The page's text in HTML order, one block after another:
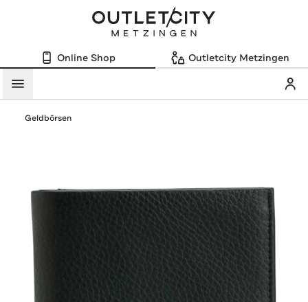
Online Shop Outletcity Metzingen
Menü
Geldbörsen